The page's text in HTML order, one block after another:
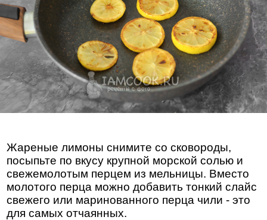
Жареные лимоны снимите со сковороды,
посыпьте по вкусу крупной морской солью и
свежемолотым перцем из мельницы. Вместо
молотого перца можно добавить тонкий слайс
свежего или маринованного перца чили - это
для самых отчаянных.